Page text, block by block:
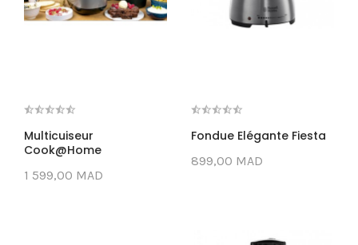
Multicuiseur
Cook@Home
1 599,00 MAD
Fondue Elégante Fiesta
899,00 MAD